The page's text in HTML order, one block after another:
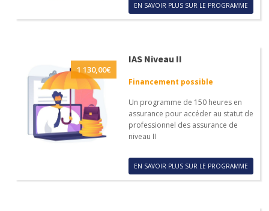
EN SAVOIR PLUS SUR LE PROGRAMME
1 130,00€
IAS Niveau II
Financement possible
Un programme de 150 heures en
assurance pour accéder au statut de
professionnel des assurance de
niveau II
EN SAVOIR PLUS SUR LE PROGRAMME